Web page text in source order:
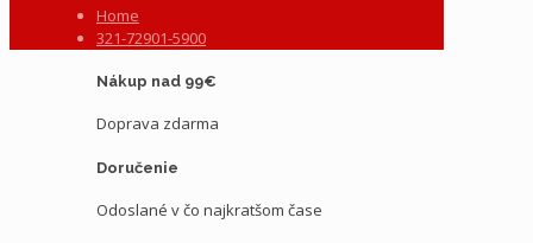
Home
321-72901-5900
Nákup nad 99€
Doprava zdarma
Doručenie
Odoslané v čo najkratšom čase